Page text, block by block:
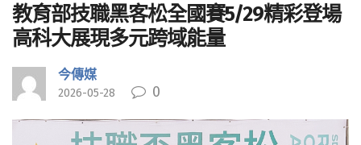
教育部技職黑客松全國賽5/29精彩登場
高科大展現多元跨域能量
今傳媒
2026-05-28 0